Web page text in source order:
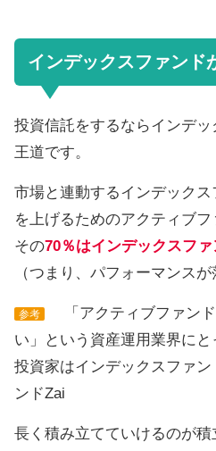
インデックスファンド
投資信託をするならインデ
王道です。
市場と連動するインデック
を上げるためのアクティブフ
その70％はインデックスフ
（つまり、パフォーマンス
参考
「アクティブファン
い」という資産運用業界に
投資家はインデックスファ
ンドZai
長く積み立てていけるのが